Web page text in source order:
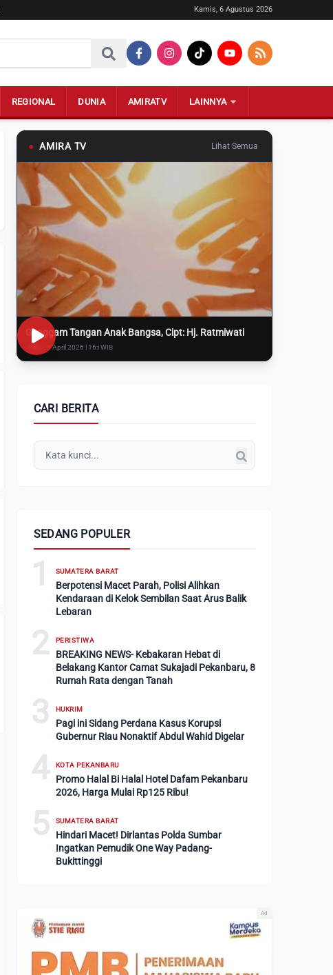
Kamis, 6 Agustus 2026
REGIONAL DUNIA AMIRATV LAINNYA
● AMIRA TV Lihat Semua
Genggam Tangan Anak Bangsa, Cipt: Hj. Ratmiwati
Rabu, 8 April 2026 | 16:i WIB
CARI BERITA
SEDANG POPULER
1 SUMATERA BARAT
Berpotensi Macet Parah, Polisi Alihkan
Kendaraan di Kelok Sembilan Saat Arus Balik
Lebaran
2 PERISTIWA
BREAKING NEWS- Kebakaran Hebat di
Belakang Kantor Camat Sukajadi Pekanbaru, 8
Rumah Rata dengan Tanah
3 HUKRIM
Pagi ini Sidang Perdana Kasus Korupsi
Gubernur Riau Nonaktif Abdul Wahid Digelar
4 KOTA PEKANBARU
Promo Halal Bi Halal Hotel Dafam Pekanbaru
2026, Harga Mulai Rp125 Ribu!
5 SUMATERA BARAT
Hindari Macet! Dirlantas Polda Sumbar
Ingatkan Pemudik One Way Padang-
Bukittinggi
Ad